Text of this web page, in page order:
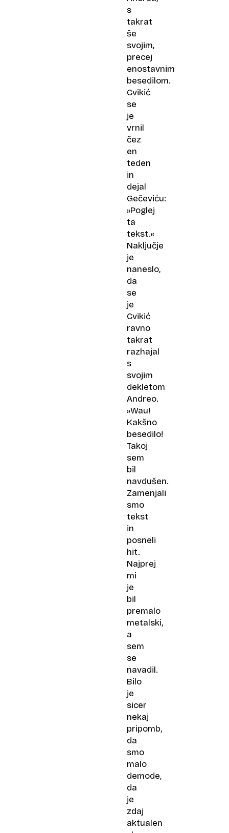
s
takrat
še
svojim,
precej
enostavnim
besedilom.
Cvikić
se
je
vrnil
čez
en
teden
in
dejal
Gečeviću:
»Poglej
ta
tekst.«
Naključje
je
naneslo,
da
se
je
Cvikić
ravno
takrat
razhajal
s
svojim
dekletom
Andreo.
»Wau!
Kakšno
besedilo!
Takoj
sem
bil
navdušen.
Zamenjali
smo
tekst
in
posneli
hit.
Najprej
mi
je
bil
premalo
metalski,
a
sem
se
navadil.
Bilo
je
sicer
nekaj
pripomb,
da
smo
malo
demode,
da
je
zdaj
aktualen